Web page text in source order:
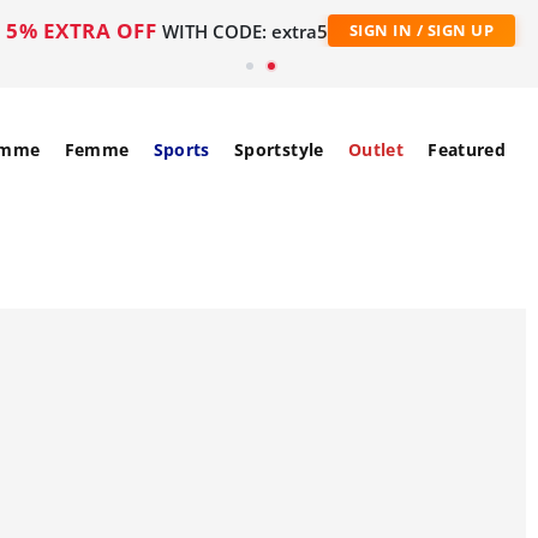
5% EXTRA OFF WITH CODE: extra5 SIGN IN / SIGN UP
Femme Sports Sportstyle Outlet Featured